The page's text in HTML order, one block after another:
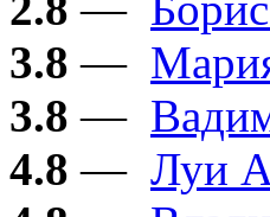
3.8 —
3.8 —
4.8 — Луи